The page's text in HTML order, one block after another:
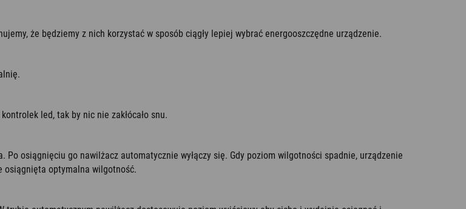
że będziemy z nich korzystać w sposób ciągły lepiej wybrać energooszczędne urządzenie.
led, tak by nic nie zakłócało snu.
osiągnięciu go nawilżacz automatycznie wyłączy się. Gdy poziom wilgotności spadnie, urządzenie
osiągnięta optymalna wilgotność.